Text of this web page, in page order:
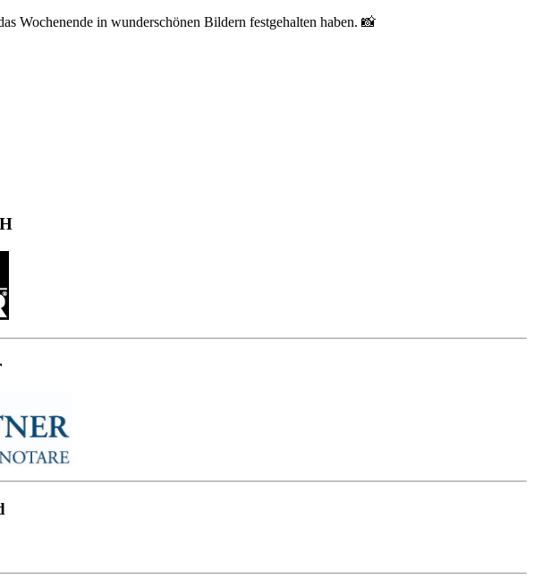
Wochenende in wunderschönen Bildern festgehalten haben. 📸